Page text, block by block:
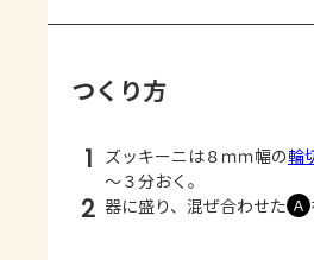
つくり方
1 ズッキーニは８ｍｍ幅の輪
～３分おく。
2 器に盛り、混ぜ合わせた Ａ